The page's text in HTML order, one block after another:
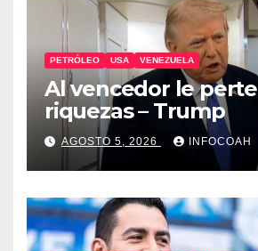
PETRÓLEO USA VENEZUELA
Al vencedor le
riquezas – Trump
AGOSTO 5, 2026 INFOCOAH